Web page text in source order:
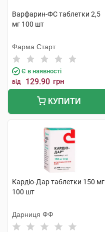
Варфарин-ФС таблетки 2,5
мг 100 шт
Фарма Старт
Є в наявності
від 129.90 грн
КУПИТИ
Кардіо-Дар таблетки 150 мг
100 шт
Дарниця ФФ